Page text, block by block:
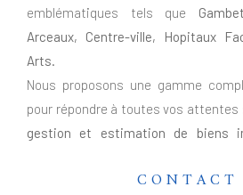
emblématiques tels que
Arceaux, Centre-ville, Hopitaux
Arts.
Nous proposons une gamme
pour répondre à toutes vos attentes
gestion et estimation de biens
caractère, d'investissements
CONTACT